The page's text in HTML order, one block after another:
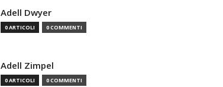
Adell Dwyer
0 ARTICOLI 0 COMMENTI
Adell Zimpel
0 ARTICOLI 0 COMMENTI